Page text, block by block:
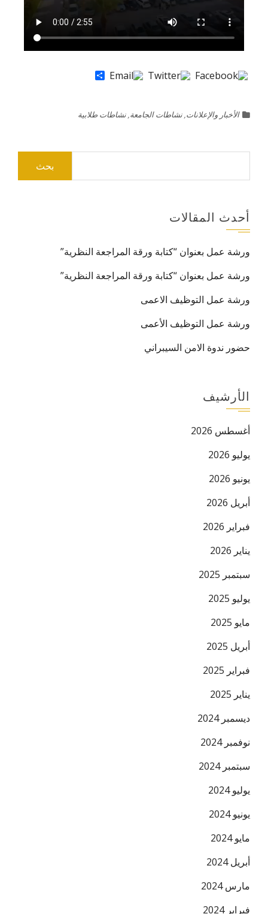
الأخبار والإعلانات,نشاطات الجامعة,نشاطات طلابية
أحدث المقالات
ورشة عمل بعنوان “كتابة ورقة المراجعة النظرية”
ورشة عمل بعنوان “كتابة ورقة المراجعة النظرية”
ورشة عمل التوظيف الاعمى
ورشة عمل التوظيف الأعمى
حضور ندوة الامن السيبراني
الأرشيف
أغسطس 2026
يوليو 2026
يونيو 2026
أبريل 2026
فبراير 2026
يناير 2026
سبتمبر 2025
يوليو 2025
مايو 2025
أبريل 2025
فبراير 2025
يناير 2025
ديسمبر 2024
نوفمبر 2024
سبتمبر 2024
يوليو 2024
يونيو 2024
مايو 2024
أبريل 2024
مارس 2024
فبراير 2024